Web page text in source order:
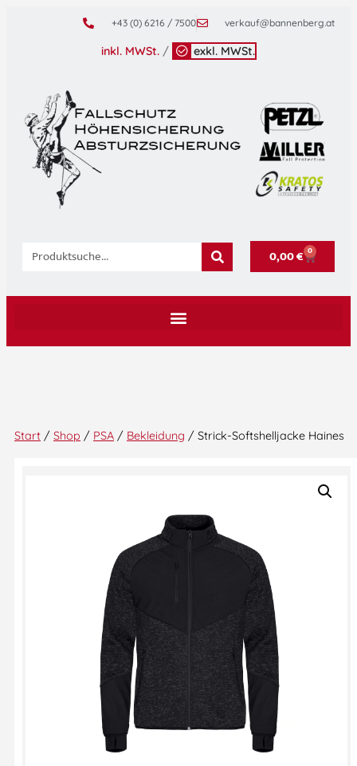
+43 (0) 6216 / 7500 verkauf@bannenberg.at
inkl. MWSt./ exkl. MWSt.
0,00€ 0
Start / Shop / PSA / Bekleidung / Strick-Softshelljacke Haines